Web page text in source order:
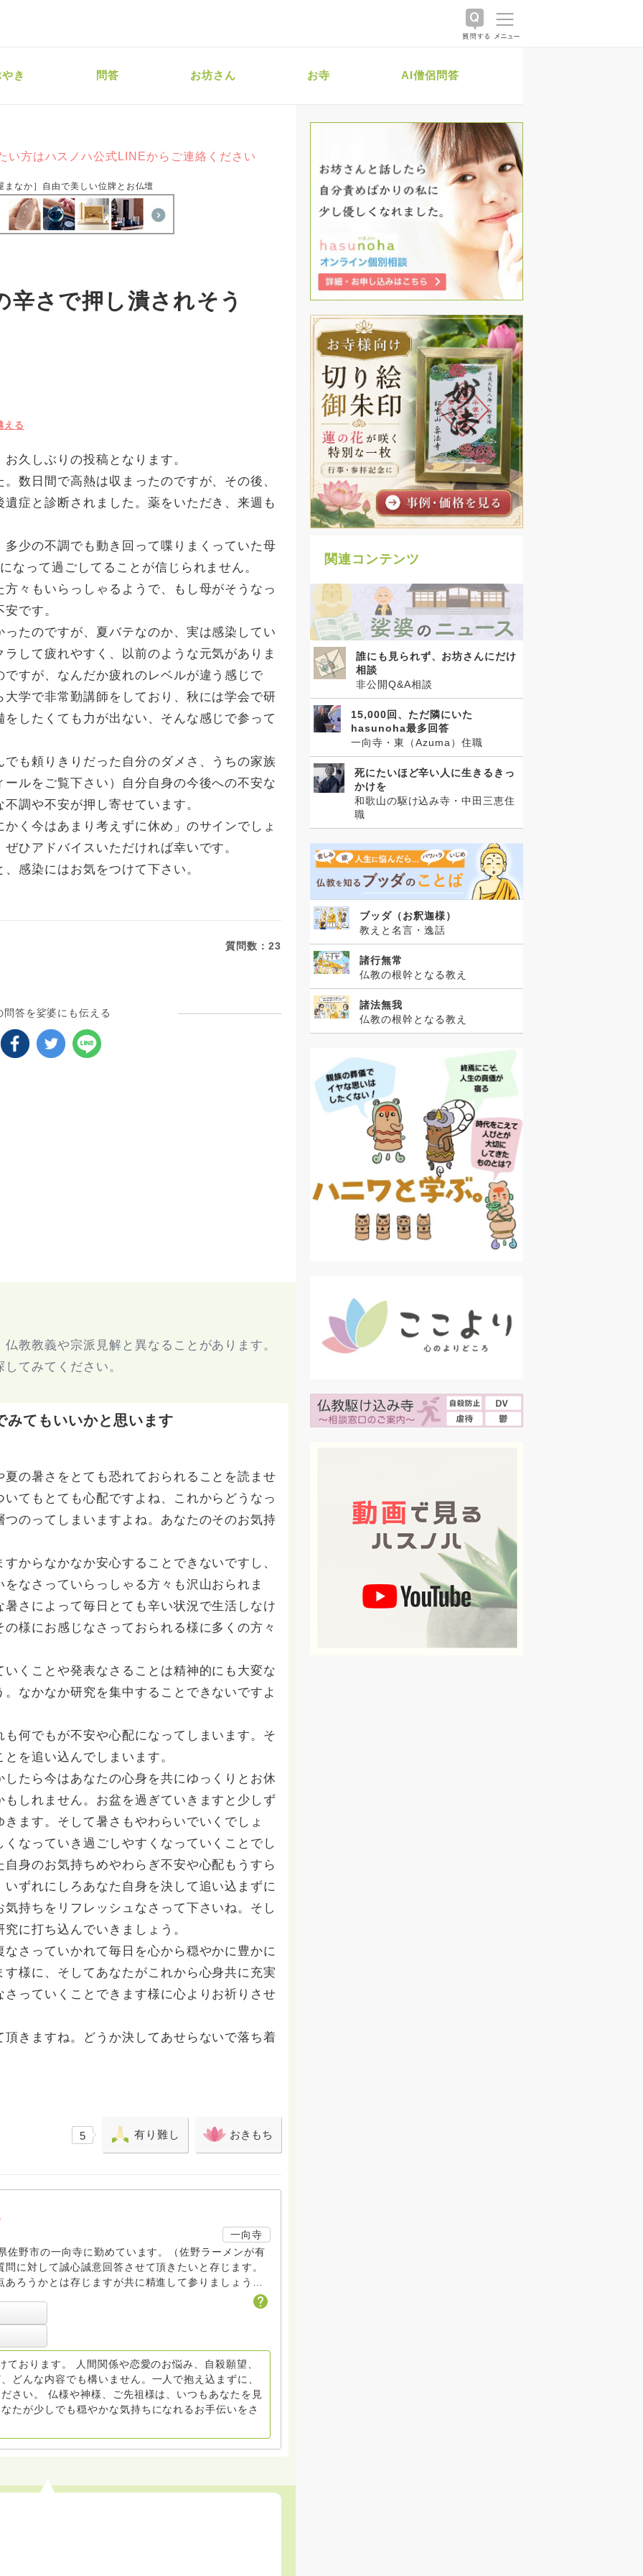
き 問答 お坊さん お寺 AI僧侶問答
い方はハスノハ公式LINEからご連絡ください
まなか］自由で美しい位牌とお仏壇
辛さで押し潰されそう
える
久しぶりの投稿となります。
数日間で高熱は収まったのですが、その後、
症と診断されました。薬をいただき、来週も
少の不調でも動き回って喋りまくっていた母
なって過ごしてることが信じられません。
々もいらっしゃるようで、もし母がそうなっ
です。
たのですが、夏バテなのか、実は感染してい
して疲れやすく、以前のような元気がありま
すが、なんだか疲れのレベルが違う感じで
学で非常勤講師をしており、秋には学会で研
したくても力が出ない、そんな感じで参って
も頼りきりだった自分のダメさ、うちの家族
ルをご覧下さい）自分自身の今後への不安な
調や不安が押し寄せています。
く今はあまり考えずに休め」のサインでしょ
ひアドバイスいただければ幸いです。
感染にはお気をつけて下さい。
質問数：23
問答を娑婆にも伝える
教教義や宗派見解と異なることがあります。
てみてください。
みてもいいかと思います
の暑さをとても恐れておられることを読ませ
てもとても心配ですよね、これからどうなっ
のってしまいますよね。あなたのそのお気持
からなかなか安心することできないですし、
なさっていらっしゃる方々も沢山おられま
さによって毎日とても辛い状況で生活しなけ
様にお感じなさっておられる様に多くの方々
くことや発表なさることは精神的にも大変な
なかなか研究を集中することできないですよ
何でもが不安や心配になってしまいます。そ
を追い込んでしまいます。
たら今はあなたの心身を共にゆっくりとお休
しれません。お盆を過ぎていきますと少しず
ます。そして暑さもやわらいでいくでしょ
なっていき過ごしやすくなっていくことでし
身のお気持ちめやわらぎ不安や心配もうすら
ずれにしろあなた自身を決して追い込まずに
持ちをリフレッシュなさって下さいね。そし
に打ち込んでいきましょう。
さっていかれて毎日を心から穏やかに豊かに
様に、そしてあなたがこれから心身共に充実
っていくことできます様に心よりお祈りさせ
きますね。どうか決してあせらないで落ち着
5 有り難し おきもち
一向寺
佐野市の一向寺に勤めています。（佐野ラーメンが有
に対して誠心誠意回答させて頂きたいと存じます。
ろうかとは存じますが共に精進して参りましょう
おります。 人間関係や恋愛のお悩み、自殺願望、
どんな内容でも構いません。一人で抱え込まずに、
さい。 仏様や神様、ご先祖様は、いつもあなたを見
たが少しでも穏やかな気持ちになれるお手伝いをさ
関連コンテンツ
誰にも見られず、お坊さんにだけ
相談
非公開Q&A相談
15,000回、ただ隣にいた
hasunoha最多回答
一向寺・東（Azuma）住職
死にたいほど辛い人に生きるきっ
かけを
和歌山の駆け込み寺・中田三恵住
職
ブッダ（お釈迦様）
教えと名言・逸話
諸行無常
仏教の根幹となる教え
諸法無我
仏教の根幹となる教え